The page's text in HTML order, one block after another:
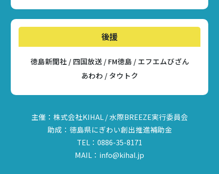
後援
徳島新聞社 / 四国放送 / FM徳島 / エフエムびざん
あわわ / タウトク
主催：株式会社KIHAL / 水際BREEZE実行委員会
助成：徳島県にぎわい創出推進補助金
TEL：0886-35-8171
MAIL：info@kihal.jp